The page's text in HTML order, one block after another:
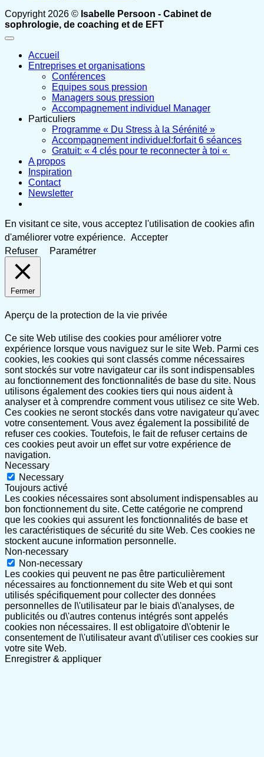
Copyright 2026 © Isabelle Persoon - Cabinet de
sophrologie, de coaching et de EFT
Accueil
Entreprises et organisations
Conférences
Equipes sous pression
Managers sous pression
Accompagnement individuel Manager
Particuliers
Programme « Du Stress à la Sérénité »
Accompagnement individuel:forfait 6 séances
Gratuit: « 4 clés pour te reconnecter à toi «
A propos
Inspiration
Contact
Newsletter
En visitant ce site, vous acceptez l'utilisation de cookies afin
d'améliorer votre expérience. Accepter
Refuser
Paramétrer
Fermer
Aperçu de la protection de la vie privée
Ce site Web utilise des cookies pour améliorer votre
expérience lorsque vous naviguez sur le site Web. Parmi ces
cookies, les cookies qui sont classés comme nécessaires
sont stockés sur votre navigateur car ils sont indispensables
au fonctionnement des fonctionnalités de base du site. Nous
utilisons également des cookies tiers qui nous aident à
analyser et à comprendre comment vous utilisez ce site Web.
Ces cookies ne seront stockés dans votre navigateur qu'avec
votre consentement. Vous avez également la possibilité de
refuser ces cookies. Toutefois, le fait de refuser certains de
ces cookies peut avoir un effet sur votre expérience de
navigation.
Necessary
Necessary
Toujours activé
Les cookies nécessaires sont absolument indispensables au
bon fonctionnement du site. Cette catégorie ne comprend
que les cookies qui assurent les fonctionnalités de base et
les caractéristiques de sécurité du site Web. Ces cookies ne
stockent aucune information personnelle.
Non-necessary
Non-necessary
Les cookies qui peuvent ne pas être particulièrement
nécessaires au fonctionnement du site Web et qui sont
utilisés spécifiquement pour collecter des données
personnelles de l\'utilisateur par le biais d\'analyses, de
publicités ou d\'autres contenus intégrés sont appelés
cookies non nécessaires. Il est obligatoire d\'obtenir le
consentement de l\'utilisateur avant d\'utiliser ces cookies sur
votre site Web.
Enregistrer & appliquer